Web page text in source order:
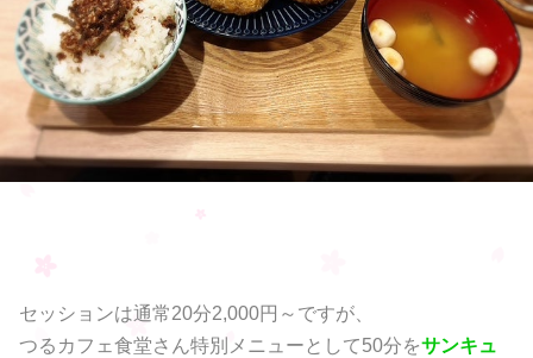
セッションは通常20分2,000円～ですが、
つるカフェ食堂さん特別メニューとして50分をサンキュ